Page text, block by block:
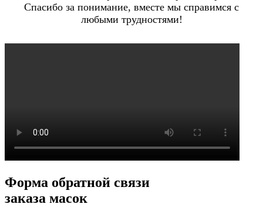
Спасибо за понимание, вместе мы справимся с
любыми трудностями!
Форма обратной связи
заказа масок